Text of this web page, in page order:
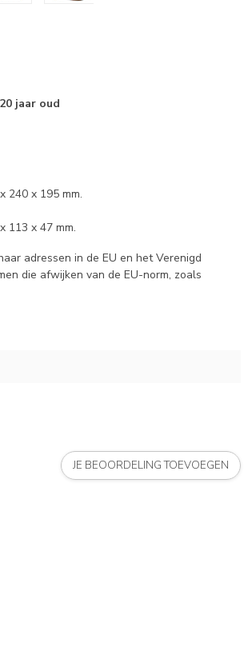
jaar oud
240 x 195 mm.
113 x 47 mm.
adressen in de EU en het Verenigd
die afwijken van de EU-norm, zoals
JE BEOORDELING TOEVOEGEN